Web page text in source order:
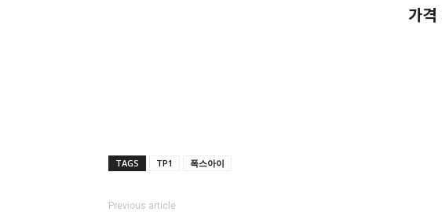
가격
TAGS TP1 폭스아이
Previous article